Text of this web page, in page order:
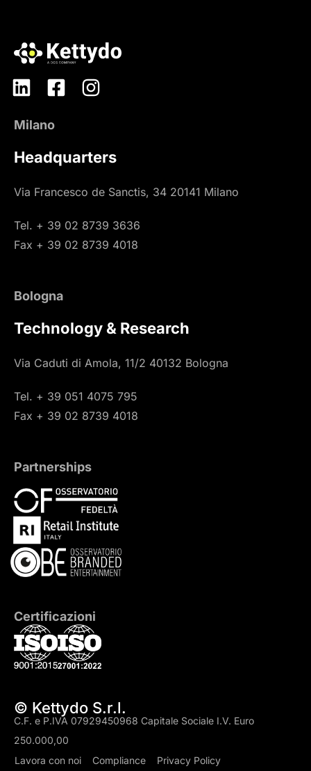
Milano
Headquarters
Via Francesco de Sanctis, 34 20141 Milano
Tel. + 39 02 8739 3636
Fax + 39 02 8739 4018
Bologna
Technology & Research
Via Caduti di Amola, 11/2 40132 Bologna
Tel. + 39 051 4075 795
Fax + 39 02 8739 4018
Partnerships
Certificazioni
© Kettydo S.r.l.
C.F. e P.IVA 07929450968 Capitale Sociale I.V. Euro
250.000,00
Lavora con noi
Compliance Privacy Policy